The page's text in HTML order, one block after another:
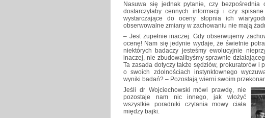
Nasuwa się jednak pytanie, czy bezpośrednia
dostarczyłaby cennych informacji i czy
wystarczające do oceny stopnia ich
obserwowalne zmiany w zachowaniu nie mają
– Jest zupełnie inaczej. Gdy obserwujemy
ocenę! Nam się jedynie wydaje, że świetnie
niektórych badaczy jesteśmy ewolucyjnie
inaczej, nie zbudowalibyśmy sprawnie
Ta zasada dotyczy także sędziów, prokuratorów i
o swoich zdolnościach instynktownego
wyniki badań? – Pozostają wierni swoim
Jeśli dr Wojciechowski mówi prawdę, nie
pozostaje nam nic innego, jak włożyć
wszystkie poradniki czytania mowy ciała
między bajki.